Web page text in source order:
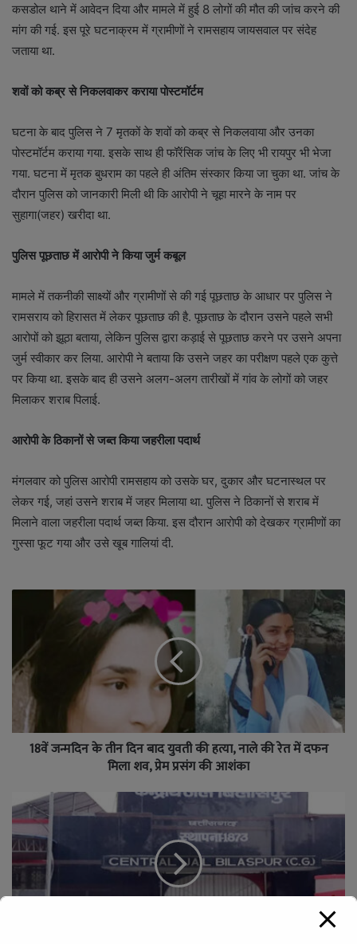
कसडोल थाने में आवेदन दिया और मामले में हुई 8 लोगों की मौत की जांच करने की
मांग की गई. इस पूरे घटनाक्रम में ग्रामीणों ने रामसहाय जायसवाल पर संदेह
जताया था.
शवों को कब्र से निकलवाकर कराया पोस्‍टमॉर्टम
घटना के बाद पुलिस ने 7 मृतकों के शवों को कब्र से निकलवाया और उनका
पोस्‍टमॉर्टम कराया गया. इसके साथ ही फॉरेंसिक जांच के लिए भी रायपुर भी भेजा
गया. घटना में मृतक बुधराम का पहले ही अंतिम संस्‍कार किया जा चुका था. जांच के
दौरान पुलिस को जानकारी मिली थी कि आरोपी ने चूहा मारने के नाम पर
सुहागा(जहर) खरीदा था.
पुलिस पूछताछ में आराेपी ने किया जुर्म कबूल
मामले में तकनीकी साक्ष्‍यों और ग्रामीणों से की गई पूछताछ के आधार पर पुलिस ने
रामसराय को हिरासत में लेकर पूछताछ की है. पूछताछ के दौरान उसने पहले सभी
आरोपों को झूठा बताया, लेकिन पुलिस द्वारा कड़ाई से पूछताछ करने पर उसने अपना
जुर्म स्‍वीकार कर लिया. आराेपी ने बताया कि उसने जहर का परीक्षण पहले एक कुत्ते
पर किया था. इसके बाद ही उसने अलग-अलग तारीखों में गांव के लोगों को जहर
मिलाकर शराब पिलाई.
आरोपी के ठिकानों से जब्त किया जहरीला पदार्थ
मंगलवार को प‍ुलिस आरोपी रामसहाय को उसके घर, दुकार और घटनास्‍थल पर
लेकर गई, जहां उसने शराब में जहर मिलाया था. पुलिस ने ठिकानों से शराब में
मिलाने वाला जहरीला पदार्थ जब्त किया. इस दौरान आराेपी को देखकर ग्रामीणों का
गुस्‍सा फूट गया और उसे खूब गालियां दी.
18वें जन्मदिन के तीन दिन बाद युवती की हत्या, नाले की रेत में दफन
मिला शव, प्रेम प्रसंग की आशंका